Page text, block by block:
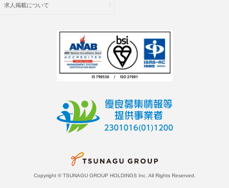
求人掲載について
Copyright © TSUNAGU GROUP HOLDINGS Inc. All Rights Reserved.